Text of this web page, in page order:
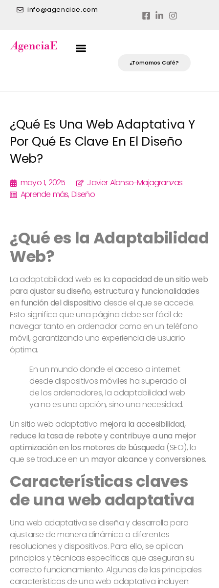
info@agenciae.com
¿Tomamos Café?
¿Qué Es Una Web Adaptativa Y
Por Qué Es Clave En El Diseño
Web?
mayo 1, 2025
Javier Alonso-Majagranzas
Aprende más,Diseño
¿Qué es la Adaptabilidad
Web?
La adaptabilidad web es la capacidad de un sitio web
para ajustar su diseño, estructura y funcionalidades
en función del dispositivo desde el que se accede.
Esto significa que una página debe ser fácil de
navegar tanto en ordenador como en un teléfono
móvil, garantizando una experiencia de usuario
óptima.
En un mundo donde el acceso a internet
desde dispositivos móviles ha superado al
de los ordenadores, la adaptabilidad web
ya no es una opción, sino una necesidad.
Un sitio web adaptativo mejora la accesibilidad,
reduce la tasa de rebote y contribuye a una mejor
optimización en los motores de búsqueda (SEO), lo
que se traduce en un mayor alcance y conversiones.
Características claves
de una web adaptativa
Una web adaptativa se diseña y desarrolla para
ajustarse de manera dinámica a diferentes
resoluciones y dispositivos. Para ello, se aplican
principios y técnicas específicas que aseguran su
correcto funcionamiento. Algunas de las principales
características de una web adaptativa incluyen: